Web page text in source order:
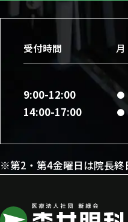
受付時間 月
9:00-12:00 ●
14:00-17:00 ●
※第2・第4金曜日は院長終